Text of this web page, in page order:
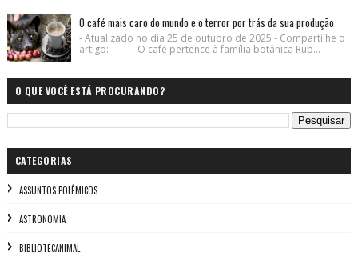
O café mais caro do mundo e o terror por trás da sua produção
- Atualizado no dia 25 de outubro de 2025 - Compartilhe o
artigo: O café pertence à família botânica Rub...
O QUE VOCÊ ESTÁ PROCURANDO?
CATEGORIAS
ASSUNTOS POLÊMICOS
ASTRONOMIA
BIBLIOTECANIMAL